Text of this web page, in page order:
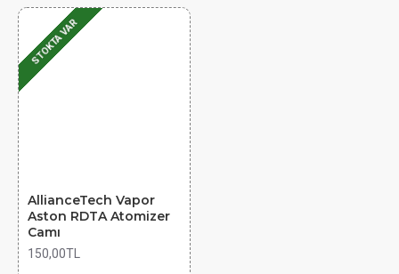
STOKTA VAR
AllianceTech Vapor
Aston RDTA Atomizer
Camı
150,00TL